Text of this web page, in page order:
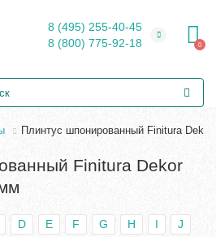
8 (495) 255-40-45
8 (800) 775-92-18
0
Плинтус шпонированный Finitura
Finitura Dekor
D E F G H I J